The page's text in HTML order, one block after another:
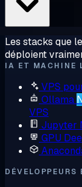
Les stacks que
déploient
IA ET MACHINE
VPS
Ollama
VPS
Jupyter
GPU
DÉVELOPPEURS